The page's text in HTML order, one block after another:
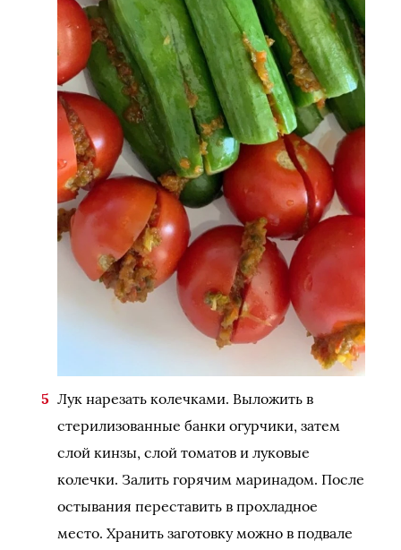
Лук нарезать колечками. Выложить в
стерилизованные банки огурчики, затем
слой кинзы, слой томатов и луковые
колечки. Залить горячим маринадом. После
остывания переставить в прохладное
место. Хранить заготовку можно в подвале